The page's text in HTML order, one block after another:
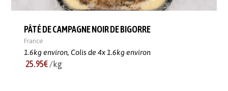
PÂTÉ DE CAMPAGNE NOIR DE BIGORRE
France
1.6kg environ, Colis de 4x 1.6kg environ
25.95€ /kg